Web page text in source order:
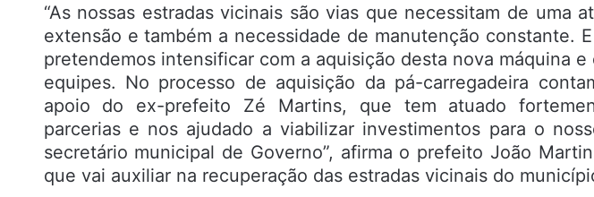
“As nossas estradas vicinais são vias que necessitam de uma
extensão e também a necessidade de manutenção constante.
pretendemos intensificar com a aquisição desta nova máquina
equipes. No processo de aquisição da pá-carregadeira
apoio do ex-prefeito Zé Martins, que tem atuado
parcerias e nos ajudado a viabilizar investimentos para o
secretário municipal de Governo”, afirma o prefeito João
que vai auxiliar na recuperação das estradas vicinais do